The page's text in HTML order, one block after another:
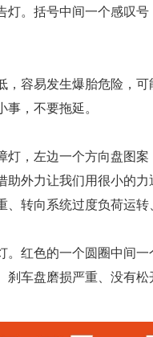
灯。括号中间一个感叹
，容易发生爆胎危险，
，不要拖延。
灯，左边一个方向盘图
助外力让我们用很小的
、转向系统过度负荷运
。红色的一个圆圈中间
刹车盘磨损严重、没有